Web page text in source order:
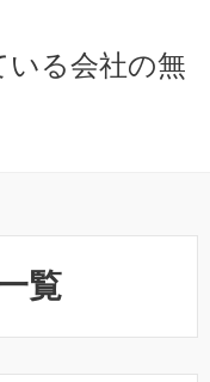
いる会社の無
覧